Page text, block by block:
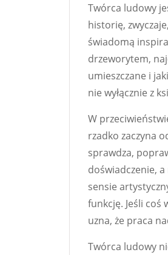
Twórca ludowy
historię,
świadomą
drzeworytem,
umieszczane i
nie wyłącznie z
W
rzadko zaczyna
sprawdza,
doświadczenie,
sensie
funkcję. Jeśli
uzna, że praca
Twórca ludowy